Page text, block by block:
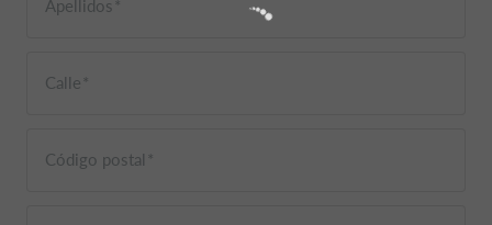
Apellidos
Calle
Código postal